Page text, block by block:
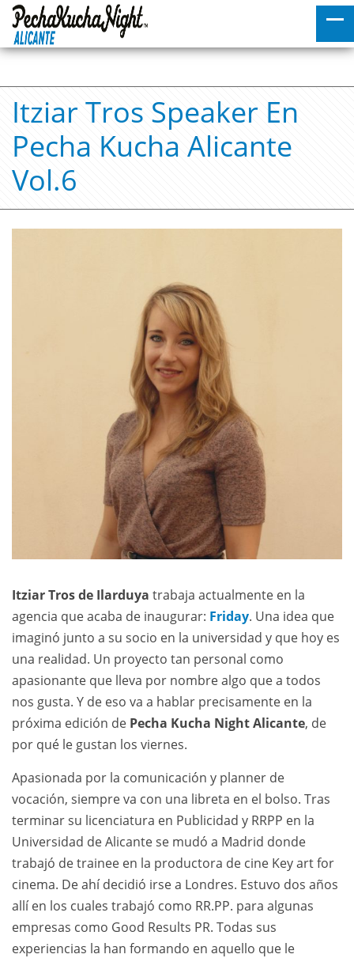
Itziar Tros Speaker En
Pecha Kucha Alicante
Vol.6
Itziar Tros de Ilarduya trabaja actualmente en la
agencia que acaba de inaugurar: Friday. Una idea que
imaginó junto a su socio en la universidad y que hoy es
una realidad. Un proyecto tan personal como
apasionante que lleva por nombre algo que a todos
nos gusta. Y de eso va a hablar precisamente en la
próxima edición de Pecha Kucha Night Alicante, de
por qué le gustan los viernes.
Apasionada por la comunicación y planner de
vocación, siempre va con una libreta en el bolso. Tras
terminar su licenciatura en Publicidad y RRPP en la
Universidad de Alicante se mudó a Madrid donde
trabajó de trainee en la productora de cine Key art for
cinema. De ahí decidió irse a Londres. Estuvo dos años
allí en los cuales trabajó como RR.PP. para algunas
empresas como Good Results PR. Todas sus
experiencias la han formando en aquello que le